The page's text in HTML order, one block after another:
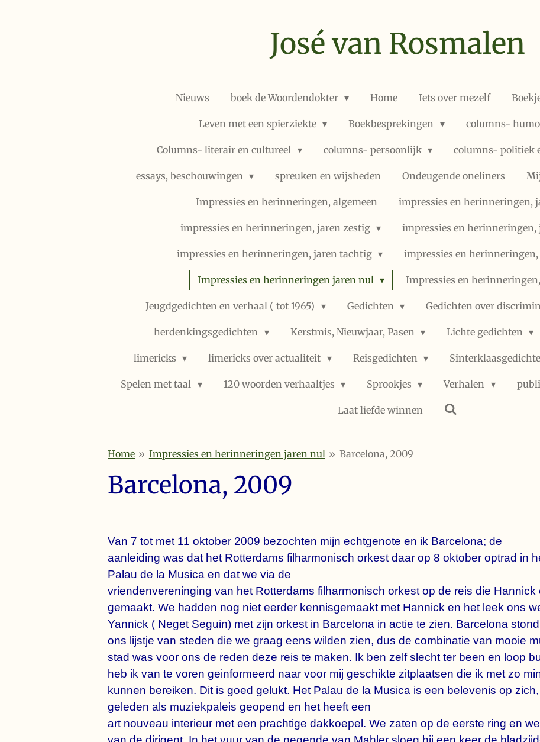
José van Rosmalen
Nieuws boek de Woordendokter Home Iets over mezelf
Leven met een spierziekte Boekbesprekingen columns-
Columns- literair en cultureel columns- persoonlijk columns- politiek
essays, beschouwingen spreuken en wijsheden Ondeugende oneliners
Impressies en herinneringen, algemeen impressies en herinneringen,
impressies en herinneringen, jaren zestig impressies en herinneringen,
impressies en herinneringen, jaren tachtig impressies en
Impressies en herinneringen jaren nul Impressies en
Jeugdgedichten en verhaal ( tot 1965) Gedichten Gedichten over
herdenkingsgedichten Kerstmis, Nieuwjaar, Pasen Lichte gedichten
limericks limericks over actualiteit Reisgedichten
Spelen met taal 120 woorden verhaaltjes Sprookjes Verhalen
Laat liefde winnen
Home » Impressies en herinneringen jaren nul » Barcelona, 2009
Barcelona, 2009
Van 7 tot met 11 oktober 2009 bezochten mijn echtgenote en ik Barcelona; de
aanleiding was dat het Rotterdams filharmonisch orkest daar op 8 oktober optrad in
Palau de la Musica en dat we via de
vriendenvereninging van het Rotterdams filharmonisch orkest op de reis die
gemaakt. We hadden nog niet eerder kennisgemaakt met Hannick en het leek ons
Yannick ( Neget Seguin) met zijn orkest in Barcelona in actie te zien. Barcelona
ons lijstje van steden die we graag eens wilden zien, dus de combinatie van mooie
stad was voor ons de reden deze reis te maken. Ik ben zelf slecht ter been en loop
heb ik van te voren geinformeerd naar voor mij geschikte zitplaatsen die ik met zo
kunnen bereiken. Dit is goed gelukt. Het Palau de la Musica is een belevenis op
geleden als muziekpaleis geopend en het heeft een
art nouveau interieur met een prachtige dakkoepel. We zaten op de eerste ring en